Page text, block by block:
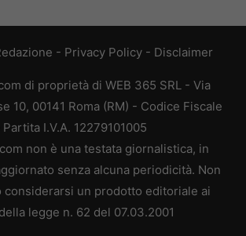
- Privacy Policy - Disclaimer
di proprietà di WEB 365 SRL - Via
10, 00141 Roma (RM) - Codice Fiscale
Partita I.V.A. 12279101005
non è una testata giornalistica, in
senza alcuna periodicità. Non
considerarsi un prodotto editoriale ai
legge n. 62 del 07.03.2001